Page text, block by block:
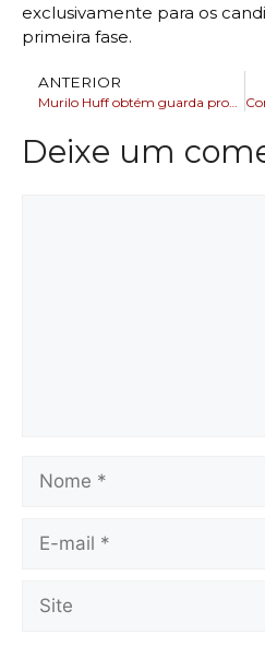
exclusivamente para os
primeira fase.
ANTERIOR
Deixe um